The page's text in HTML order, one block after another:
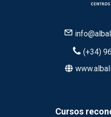
(+34)
Cursos